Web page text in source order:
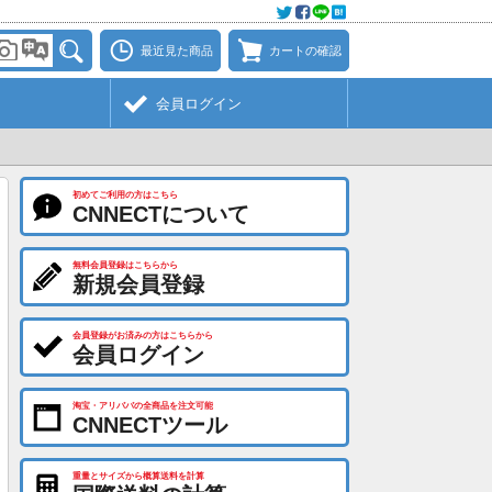
最近見た商品 カートの確認
会員ログイン
初めてご利用の方はこちら
CNNECTについて
無料会員登録はこちらから
新規会員登録
会員登録がお済みの方はこちらから
会員ログイン
淘宝・アリババの全商品を注文可能
CNNECTツール
重量とサイズから概算送料を計算